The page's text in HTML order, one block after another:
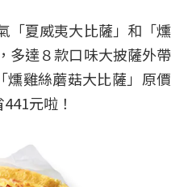
「夏威夷大比薩」和「燻
多達８款口味大披薩外帶
燻雞絲蘑菇大比薩」原價
元啦！